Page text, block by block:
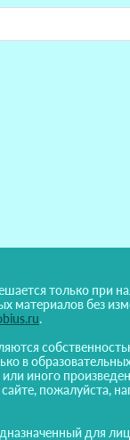
только при
материалов без
.
в
иного
пожалуйста,
для